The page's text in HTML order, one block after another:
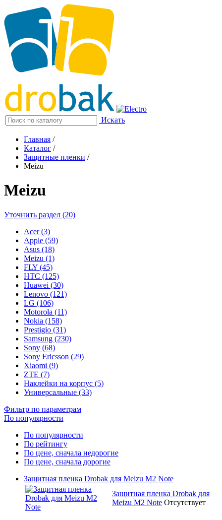
Искать
Главная /
Каталог /
Защитные пленки /
Meizu
Meizu
Уточнить раздел (20)
Acer (3)
Apple (59)
Asus (18)
Meizu (1)
FLY (45)
HTC (125)
Huawei (30)
Lenovo (121)
LG (106)
Motorola (11)
Nokia (158)
Prestigio (31)
Samsung (230)
Sony (68)
Sony Ericsson (29)
Xiaomi (9)
ZTE (7)
Наклейки на корпус (5)
Универсальные (33)
Фильтр по параметрам
По популярности
По популярности
По рейтингу
По цене, сначала недорогие
По цене, сначала дорогие
Защитная пленка Drobak для Meizu M2 Note
Защитная пленка Drobak для
Meizu M2 Note Отсутствует